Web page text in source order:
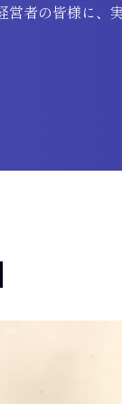
営者の皆様に、